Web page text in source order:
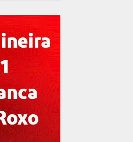
0
do RJ conclui
morta na